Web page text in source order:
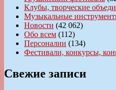
Клубы, творческие
Музыкальные
Новости (42 062)
Обо всем (112)
Персоналии (134)
Фестивали, конкурсы,
Свежие записи